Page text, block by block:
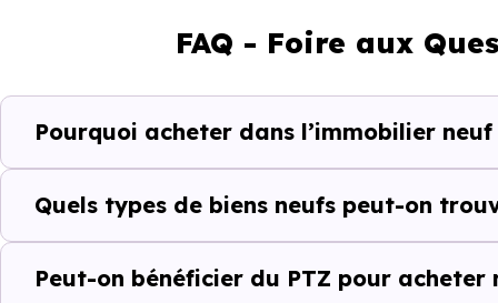
Ces prix varient selon la
Le parc résidentiel de
résidences secondaires.
Avec 70.9 % de
complémentaires : un
FAQ - Foire aux
Pourquoi acheter dans l’immobilier
Quels types de biens neufs peut-on
Peut-on bénéficier du PTZ pour acheter